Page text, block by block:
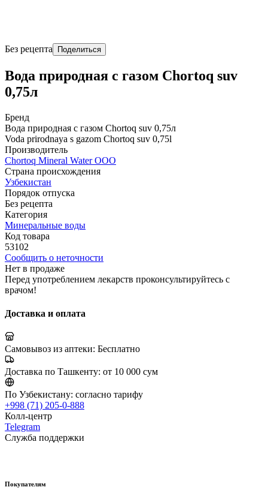
Без рецепта Поделиться
Вода природная с газом Chortoq suv
0,75л
Бренд
Вода природная с газом Chortoq suv 0,75л
Voda prirodnaya s gazom Chortoq suv 0,75l
Производитель
Chortoq Mineral Water ООО
Страна происхождения
Узбекистан
Порядок отпуска
Без рецепта
Категория
Минеральные воды
Код товара
53102
Сообщить о неточности
Нет в продаже
Перед употреблением лекарств проконсультируйтесь с
врачом!
Доставка и оплата
Самовывоз из аптеки: Бесплатно
Доставка по Ташкенту: от 10 000 сум
По Узбекистану: согласно тарифу
+998 (71) 205-0-888
Колл-центр
Telegram
Служба поддержки
Покупателям